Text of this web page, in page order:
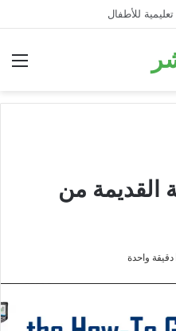
للأطفال قبل النوم
القديمة من
دقيقة واحدة